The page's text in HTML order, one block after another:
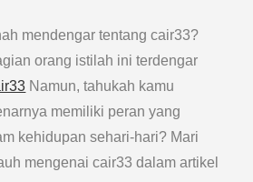
mendengar tentang cair33?
orang istilah ini terdengar
Namun, tahukah kamu
memiliki peran yang
kehidupan sehari-hari? Mari
mengenai cair33 dalam artikel